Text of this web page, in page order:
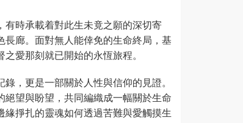
有時承載着對此生未竟之願的深切寄
廊。面對無人能倖免的生命終局，基
愛那刻就已開始的永恆旅程。
，更是一部關於人性與信仰的見證。
望與盼望，共同編織成一幅關於生命
掙扎的靈魂如何透過苦難與愛觸摸生